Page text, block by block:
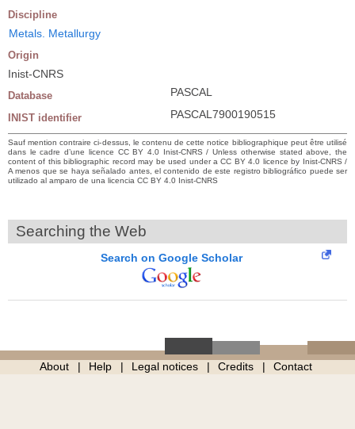
Discipline
Metals. Metallurgy
Origin
Inist-CNRS
Database PASCAL
INIST identifier PASCAL7900190515
Sauf mention contraire ci-dessus, le contenu de cette notice bibliographique peut être utilisé
dans le cadre d’une licence CC BY 4.0 Inist-CNRS / Unless otherwise stated above, the
content of this bibliographic record may be used under a CC BY 4.0 licence by Inist-CNRS /
A menos que se haya señalado antes, el contenido de este registro bibliográfico puede ser
utilizado al amparo de una licencia CC BY 4.0 Inist-CNRS
Searching the Web
Search on Google Scholar
About Help Legal notices Credits Contact